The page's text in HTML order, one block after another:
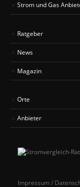
Strom und Gas
Ratgeber
News
Magazin
Orte
Anbieter
Impressum /